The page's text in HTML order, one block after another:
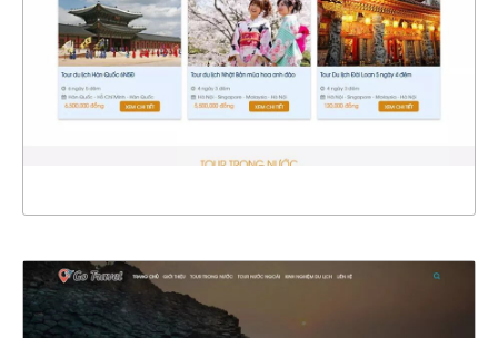
CHI TIẾT